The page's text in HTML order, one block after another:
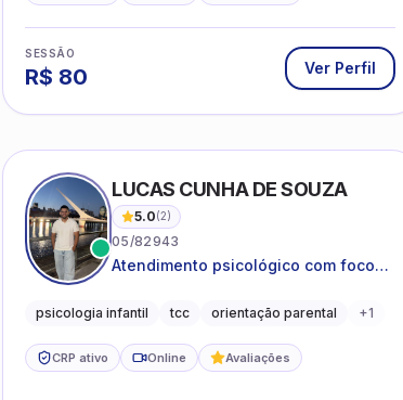
SESSÃO
R$ 80 Ver Perfil
LUCAS CUNHA DE SOUZA
5.0(2)
05/82943
Atendimento psicológico com foco
Comportamental (TCC), promovendo
vida.
psicologia infantil tcc orientação parental +1
CRP ativo Online Avaliações